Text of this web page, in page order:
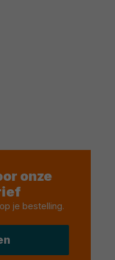
onze
je bestelling.